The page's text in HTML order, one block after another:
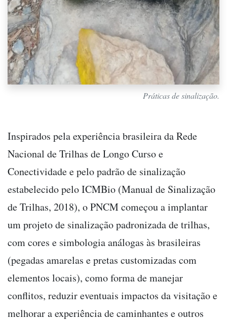
Práticas de sinalização.
Inspirados pela experiência brasileira da Rede
Nacional de Trilhas de Longo Curso e
Conectividade e pelo padrão de sinalização
estabelecido pelo ICMBio (Manual de Sinalização
de Trilhas, 2018), o PNCM começou a implantar
um projeto de sinalização padronizada de trilhas,
com cores e simbologia análogas às brasileiras
(pegadas amarelas e pretas customizadas com
elementos locais), como forma de manejar
conflitos, reduzir eventuais impactos da visitação e
melhorar a experiência de caminhantes e outros